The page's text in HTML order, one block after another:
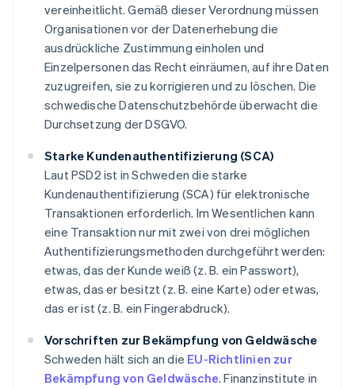
vereinheitlicht. Gemäß dieser Verordnung müssen
Organisationen vor der Datenerhebung die
ausdrückliche Zustimmung einholen und
Einzelpersonen das Recht einräumen, auf ihre Daten
zuzugreifen, sie zu korrigieren und zu löschen. Die
schwedische Datenschutzbehörde überwacht die
Durchsetzung der DSGVO.
Starke Kundenauthentifizierung (SCA)
Laut PSD2 ist in Schweden die starke
Kundenauthentifizierung (SCA) für elektronische
Transaktionen erforderlich. Im Wesentlichen kann
eine Transaktion nur mit zwei von drei möglichen
Authentifizierungsmethoden durchgeführt werden:
etwas, das der Kunde weiß (z. B. ein Passwort),
etwas, das er besitzt (z. B. eine Karte) oder etwas,
das er ist (z. B. ein Fingerabdruck).
Vorschriften zur Bekämpfung von Geldwäsche
Schweden hält sich an die EU-Richtlinien zur
Bekämpfung von Geldwäsche. Finanzinstitute in